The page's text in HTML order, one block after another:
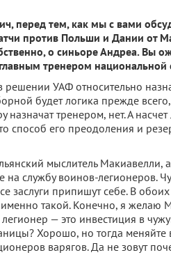
перед тем, как мы с вами
против Польши и Дании от
о синьоре Андреа. Вы
тренером
УАФ относительно
будет логика прежде
назначат тренером, нет. А
способ его преодоления и
мыслитель Макиавелли,
на службу воинов-легионеров.
заслуги припишут себе. В
именно такой. Конечно, я
— это инвестиция в
Хорошо, но тогда меняйте
варягов. Да не зовут